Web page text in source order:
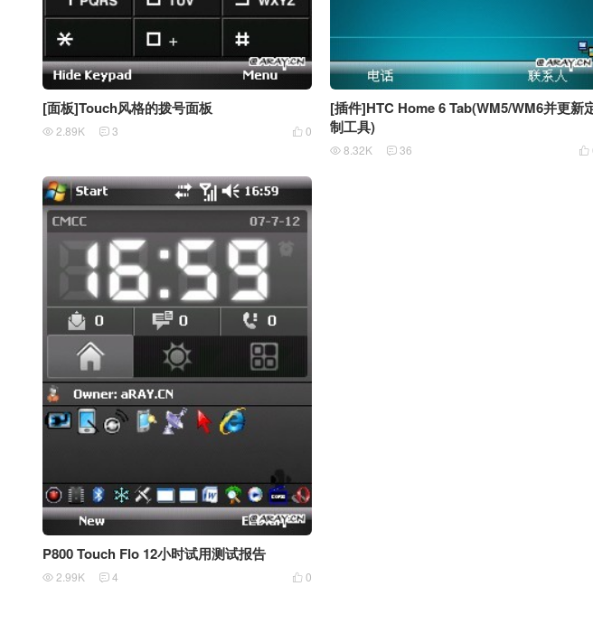
[面板]Touch风格的拨号面板
 0
 2.89K  3
[插件]HTC Home 6 Tab(WM5/WM6并更新
制工具)

 8.32K  36
P800 Touch Flo 12小时试用测试报告
 0
 2.99K  4